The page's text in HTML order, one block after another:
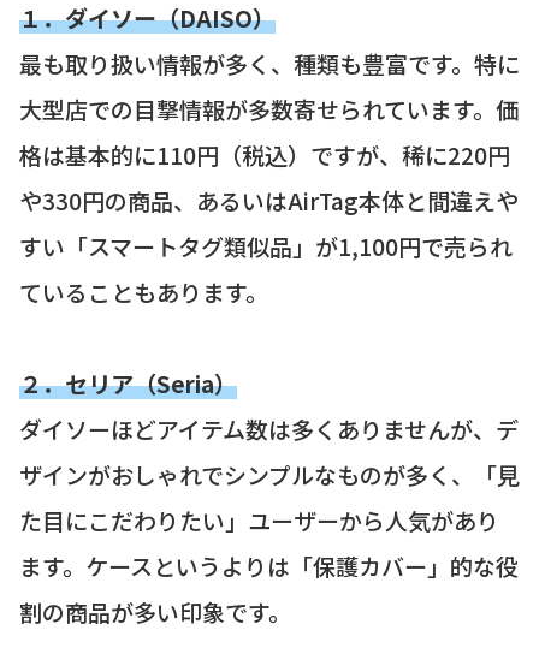
１．ダイソー（DAISO）
最も取り扱い情報が多く、種類も豊富です。特に
大型店での目撃情報が多数寄せられています。価
格は基本的に110円（税込）ですが、稀に220円
や330円の商品、あるいはAirTag本体と間違えや
すい「スマートタグ類似品」が1,100円で売られ
ていることもあります。
２．セリア（Seria）
ダイソーほどアイテム数は多くありませんが、デ
ザインがおしゃれでシンプルなものが多く、「見
た目にこだわりたい」ユーザーから人気があり
ます。ケースというよりは「保護カバー」的な役
割の商品が多い印象です。